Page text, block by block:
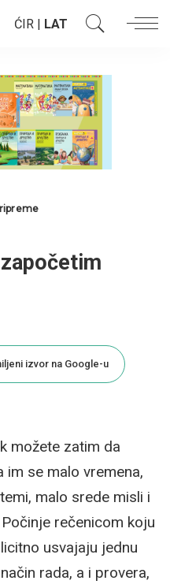
ĆIR | LAT
izvor na Google-u
možete zatim da
im se malo vremena,
malo srede misli i
rečenicom koju
usvajaju jednu
rada, a i provera,